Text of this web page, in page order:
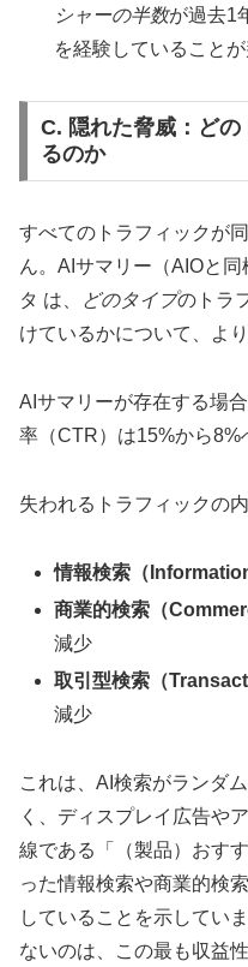
シャーの半数が過去1
を経験していることが
C. 隠れた脅威：ど
るのか
すべてのトラフィックが
ん。AIサマリー（AIOと
タ は、
どのタイプのトラ
けているかについて、よ
AIサマリーが存在する場
率（CTR）は15%から8%
失われるトラフィックの
情報検索（
商業的検索（
減少
取引型検索（
減少
これは、AI検索がランダ
く、ディスプレイ広告や
線である「（製品）おす
った情報検索や商業的検索
していることを示してい
ないのは、この最も収益